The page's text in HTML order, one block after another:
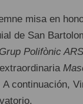
misa en
de San
Grup Polifònic
continuación,